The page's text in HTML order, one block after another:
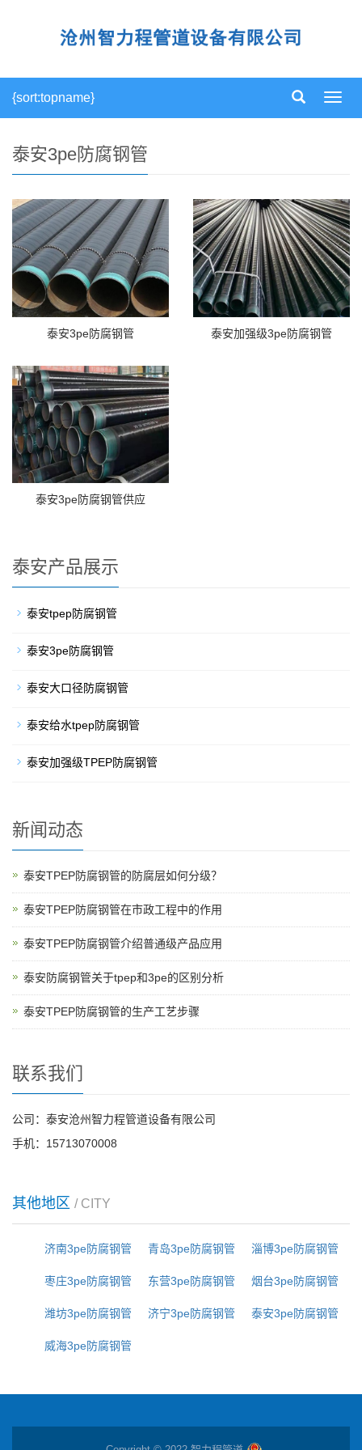
导
{sort:topname}
泰安3pe防腐钢管
泰安3pe防腐钢管 泰安加强级3pe防腐钢管
泰安3pe防腐钢管供应
泰安产品展示
泰安tpep防腐钢管
泰安3pe防腐钢管
泰安大口径防腐钢管
泰安给水tpep防腐钢管
泰安加强级TPEP防腐钢管
新闻动态
泰安TPEP防腐钢管的防腐层如何分级？
泰安TPEP防腐钢管在市政工程中的作用
泰安TPEP防腐钢管介绍普通级产品应用
泰安防腐钢管关于tpep和3pe的区别分析
泰安TPEP防腐钢管的生产工艺步骤
联系我们
公司：泰安沧州智力程管道设备有限公司
手机：15713070008
其他地区 / CITY
济南3pe防腐钢管 青岛3pe防腐钢管 淄博3pe防腐钢管
枣庄3pe防腐钢管 东营3pe防腐钢管 烟台3pe防腐钢管
潍坊3pe防腐钢管 济宁3pe防腐钢管 泰安3pe防腐钢管
威海3pe防腐钢管